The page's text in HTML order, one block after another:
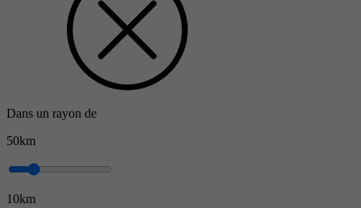
Dans un rayon de
50km
10km